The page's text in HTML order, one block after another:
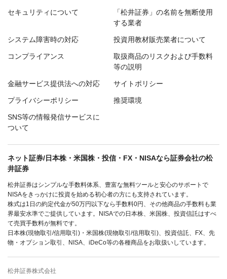
セキュリティについて
「松井証券」の名前を無断使用
する業者
システム障害時の対応 投資用教材販売業者について
コンプライアンス
取扱商品のリスクおよび手数料
等の説明
金融サービス提供法への対応 サイトポリシー
プライバシーポリシー 推奨環境
SNS等の情報発信サービスに
ついて
ネット証券/日本株・米国株・投信・FX・NISAなら証券会社の松
井証券
松井証券はシンプルな手数料体系、豊富な無料ツールと安心のサポートで
NISAをきっかけに投資を始める初心者の方にも支持されています。
株式は1日の約定代金が50万円以下なら手数料0円、その他商品の手数料も業
界最安水準でご提供しています。NISAでの日本株、米国株、投資信託はすべ
て売買手数料が無料です。
日本株(現物取引/信用取引)・米国株(現物取引/信用取引)、投資信託、FX、先
物・オプション取引、NISA、iDeCo等の各種商品をお取扱いしています。
松井証券株式会社